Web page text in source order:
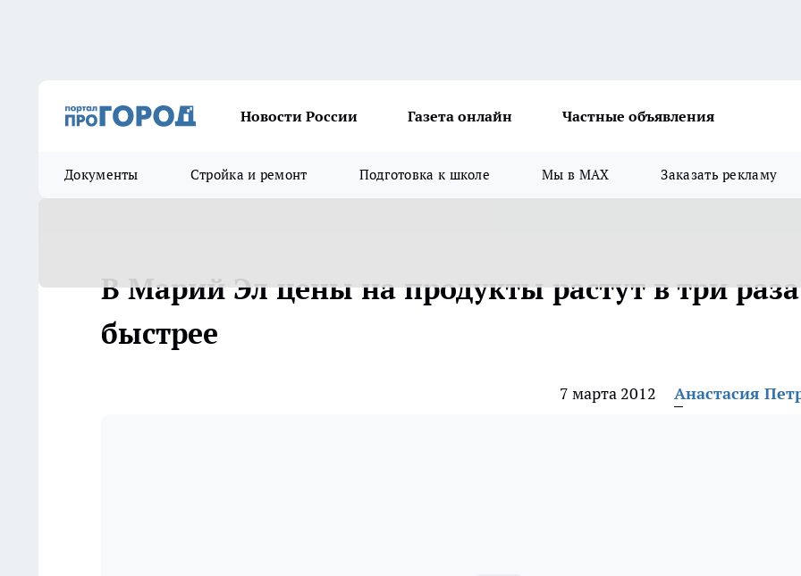
Новости России Газета онлайн Частные объявления
Документы Стройка и ремонт Подготовка к школе Мы в MAX Заказать рекламу
В Марий Эл цены на продукты растут в три раза
быстрее
7 марта 2012 Анастасия